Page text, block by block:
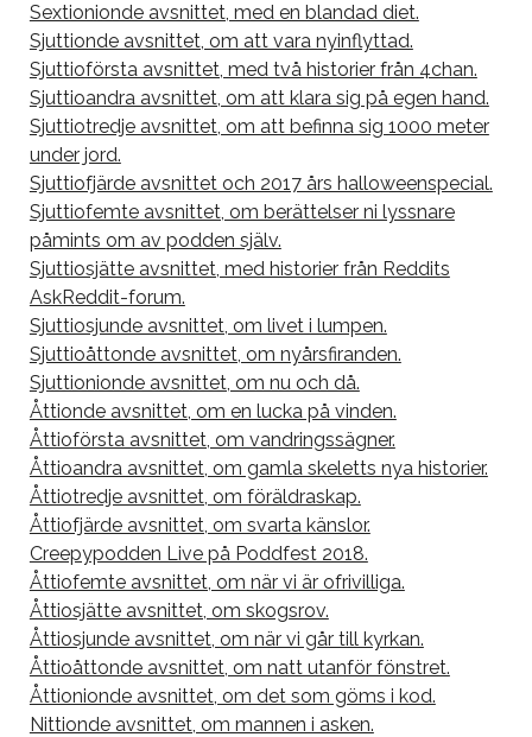
Sextionionde avsnittet, med en blandad diet.
Sjuttionde avsnittet, om att vara nyinflyttad.
Sjuttioförsta avsnittet, med två historier från 4chan.
Sjuttioandra avsnittet, om att klara sig på egen hand.
Sjuttiotredje avsnittet, om att befinna sig 1000 meter
under jord.
Sjuttiofjärde avsnittet och 2017 års halloweenspecial.
Sjuttiofemte avsnittet, om berättelser ni lyssnare
påmints om av podden själv.
Sjuttiosjätte avsnittet, med historier från Reddits
AskReddit-forum.
Sjuttiosjunde avsnittet, om livet i lumpen.
Sjuttioåttonde avsnittet, om nyårsfiranden.
Sjuttionionde avsnittet, om nu och då.
Åttionde avsnittet, om en lucka på vinden.
Åttioförsta avsnittet, om vandringssägner.
Åttioandra avsnittet, om gamla skeletts nya historier.
Åttiotredje avsnittet, om föräldraskap.
Åttiofjärde avsnittet, om svarta känslor.
Creepypodden Live på Poddfest 2018.
Åttiofemte avsnittet, om när vi är ofrivilliga.
Åttiosjätte avsnittet, om skogsrov.
Åttiosjunde avsnittet, om när vi går till kyrkan.
Åttioåttonde avsnittet, om natt utanför fönstret.
Åttionionde avsnittet, om det som göms i kod.
Nittionde avsnittet, om mannen i asken.